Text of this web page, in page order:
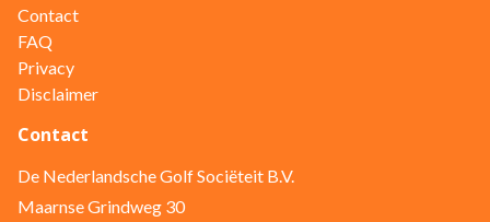
Contact
FAQ
Privacy
Disclaimer
Contact
De Nederlandsche Golf Sociëteit B.V.
Maarnse Grindweg 30